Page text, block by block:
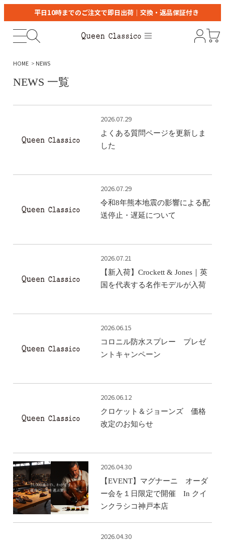
平日10時までのご注文で即日出荷｜交換・返品保証付き
HOME NEWS
NEWS 一覧
2026.07.29
よくある質問ページを更新しま
した
2026.07.29
令和8年熊本地震の影響による配
送停止・遅延について
2026.07.21
【新入荷】Crockett & Jones｜英
国を代表する名作モデルが入荷
2026.06.15
コロニル防水スプレー プレゼ
ントキャンペーン
2026.06.12
クロケット＆ジョーンズ 価格
改定のお知らせ
2026.04.30
【EVENT】マグナーニ オーダ
ー会を１日限定で開催 In クイ
ンクラシコ神戸本店
2026.04.30